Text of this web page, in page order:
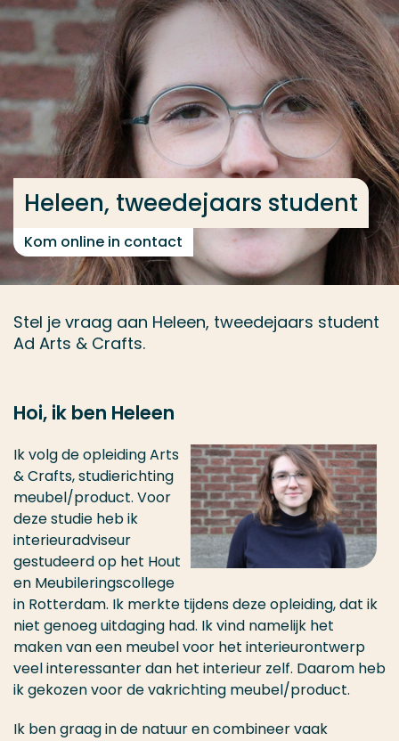
Ga direct naar de content
... > Heleen, Arts & Crafts
Heleen, tweedejaars student
Kom online in contact
Stel je vraag aan Heleen, tweedejaars student
Ad Arts & Crafts.
Hoi, ik ben Heleen
Ik volg de opleiding Arts
& Crafts, studierichting
meubel/product. Voor
deze studie heb ik
interieuradviseur
gestudeerd op het Hout
en Meubileringscollege
in Rotterdam. Ik merkte tijdens deze opleiding, dat ik
niet genoeg uitdaging had. Ik vind namelijk het
maken van een meubel voor het interieurontwerp
veel interessanter dan het interieur zelf. Daarom heb
ik gekozen voor de vakrichting meubel/product.
Ik ben graag in de natuur en combineer vaak
Veel gezocht
Opleiding